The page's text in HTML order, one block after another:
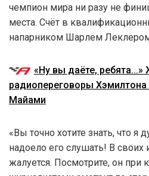
чемпион мира ни разу не
места. Счёт в
напарником Шарлем
«Ну вы даёте, ребята...»
радиопереговоры Хэмилтона
Майами
«Вы точно хотите знать, что
надоело его слушать! В своих
жалуется. Посмотрите, он